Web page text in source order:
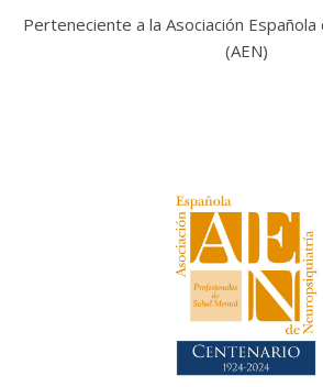
Perteneciente a la Asociación
(AEN)